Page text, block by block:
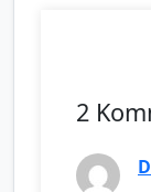
2